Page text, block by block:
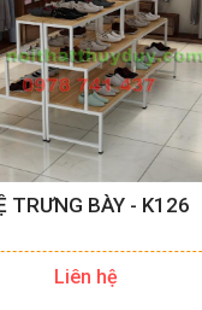
TRƯNG BÀY - K126
Liên hệ